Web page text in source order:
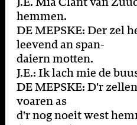
hemmen.
DE MEPSKE: Der zel
leevend an span-
daiern motten.
J.E.: Ik lach mie de
DE MEPSKE: D'r
voaren as
d'r nog noeit west